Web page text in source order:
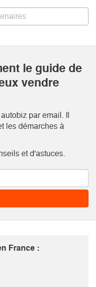
le guide de
vendre
par email. Il
les démarches à
et d'astuces.
France :